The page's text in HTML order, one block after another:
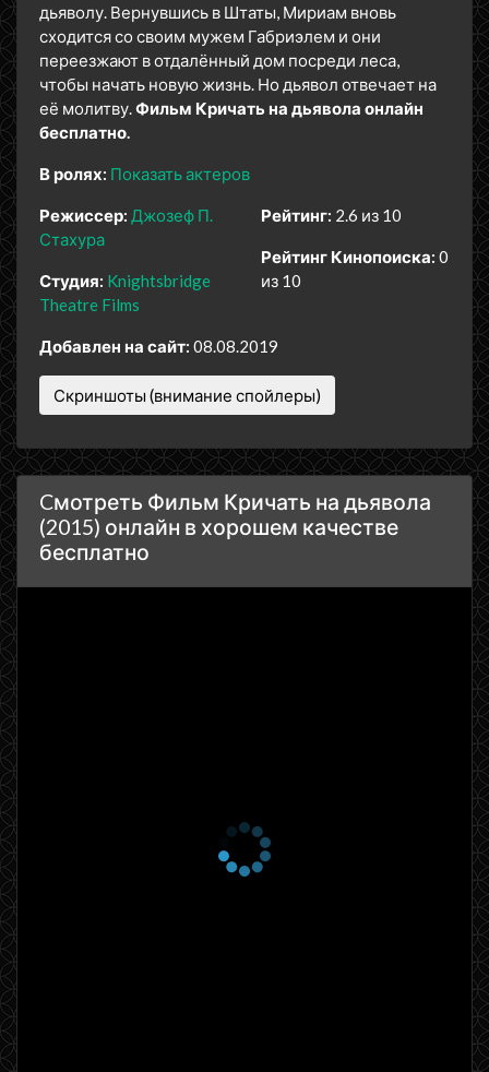
дьяволу. Вернувшись в Штаты, Мириам вновь
сходится со своим мужем Габриэлем и они
переезжают в отдалённый дом посреди леса,
чтобы начать новую жизнь. Но дьявол отвечает на
её молитву.Фильм Кричать на дьявола онлайн
бесплатно.
В ролях: Показать актеров
Режиссер: Джозеф П.
Стахура
Студия: Knightsbridge
Theatre Films
Рейтинг: 2.6 из 10
Рейтинг Кинопоиска: 0
из 10
Добавлен на сайт: 08.08.2019
Скриншоты (внимание спойлеры)
Cмотреть Фильм Кричать на дьявола
(2015) онлайн в хорошем качестве
бесплатно